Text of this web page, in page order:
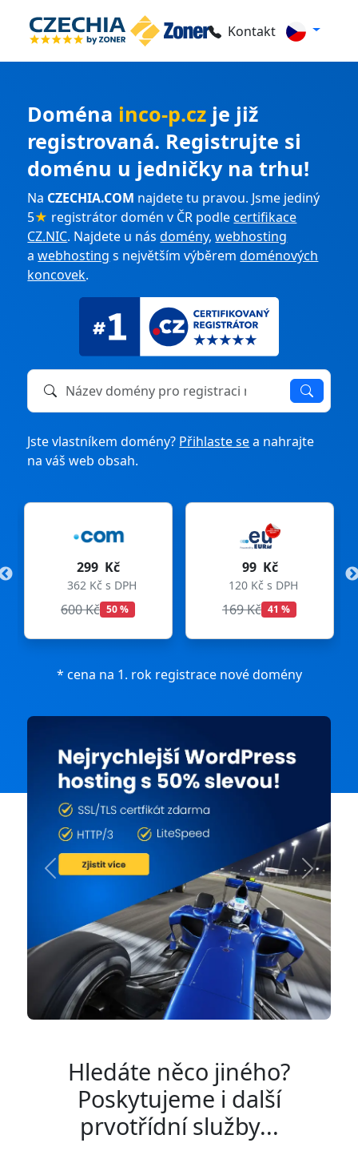
Kontakt
Doména inco-p.cz je již
registrovaná. Registrujte si
doménu u jedničky na trhu!
Na CZECHIA.COM najdete tu pravou. Jsme jediný
5★ registrátor domén v ČR podlecertifikace
CZ.NIC. Najdete u násdomény,webhosting
awebhosting s největším výběremdoménových
koncovek.
Název domény k registraci nebo převodu
Jste vlastníkem domény? Přihlaste sea nahrajte
na váš web obsah.
99 Kč
120 Kč s DPH
169 Kč
275 Kč
333 Kč s DPH
299 Kč
* cena na 1. rok registrace nové domény
Previous Next
Hledáte něco jiného?
Poskytujeme i další
prvotřídní služby...